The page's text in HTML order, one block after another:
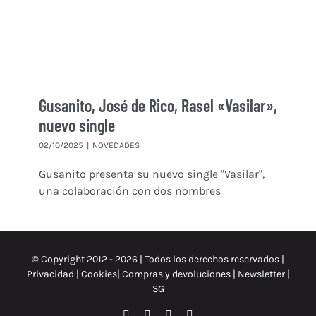
Gusanito, José de Rico, Rasel «Vasilar»,
nuevo single
02/10/2025 | NOVEDADES
Gusanito presenta su nuevo single "Vasilar",
una colaboración con dos nombres
© Copyright 2012 -2026 | Todos los derechos reservados |
Privacidad | Cookies| Compras y devoluciones| Newsletter |
SG